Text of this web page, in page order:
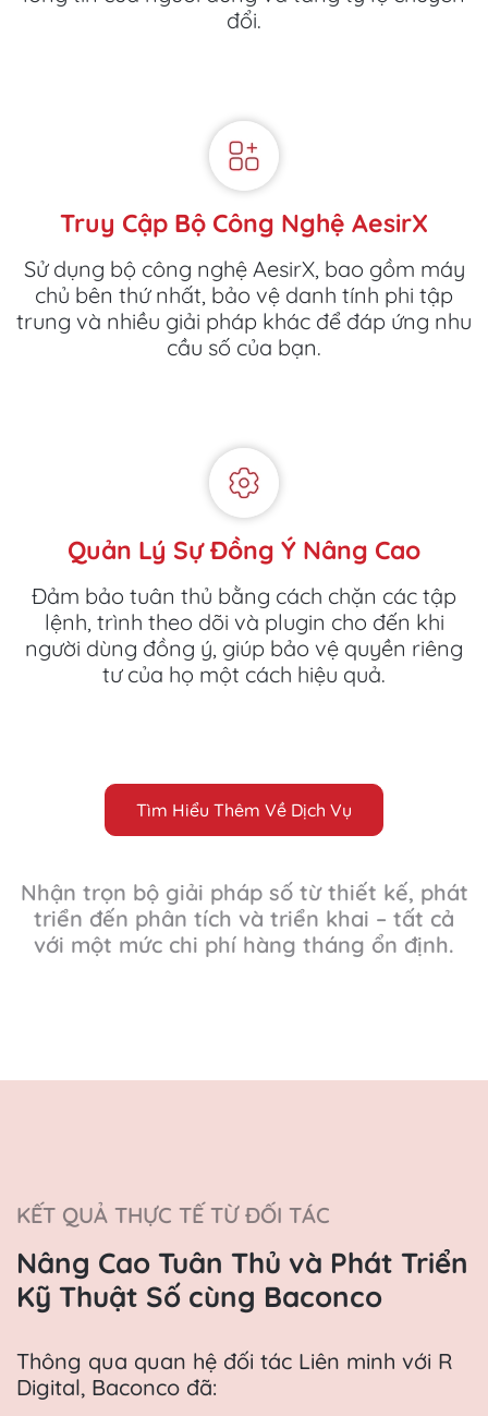
đổi.
Truy Cập Bộ Công Nghệ AesirX
Sử dụng bộ công nghệ AesirX, bao gồm máy
chủ bên thứ nhất, bảo vệ danh tính phi tập
trung và nhiều giải pháp khác để đáp ứng nhu
cầu số của bạn.
Quản Lý Sự Đồng Ý Nâng Cao
Đảm bảo tuân thủ bằng cách chặn các tập
lệnh, trình theo dõi và plugin cho đến khi
người dùng đồng ý, giúp bảo vệ quyền riêng
tư của họ một cách hiệu quả.
Tìm Hiểu Thêm Về Dịch Vụ
Nhận trọn bộ giải pháp số từ thiết kế, phát
triển đến phân tích và triển khai – tất cả
với một mức chi phí hàng tháng ổn định.
KẾT QUẢ THỰC TẾ TỪ ĐỐI TÁC
Nâng Cao Tuân Thủ và Phát Triển
Kỹ Thuật Số cùng Baconco
Thông qua quan hệ đối tác Liên minh với R
Digital, Baconco đã: